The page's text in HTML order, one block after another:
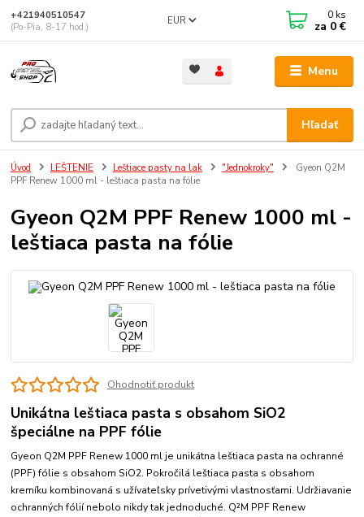
Menu
EUR
Hľadať
+421940510547
(Po-Pia, 8-17 hod.)
0 ks
za 0 €
Úvod LEŠTENIE Leštiace pasty na lak "Jednokroky"
Gyeon Q2M
PPF Renew 1000 ml - leštiaca pasta na fólie
Gyeon Q2M PPF Renew 1000 ml -
leštiaca pasta na fólie
Ohodnotiť produkt
Unikátna leštiaca pasta s obsahom SiO2
špeciálne na PPF fólie
Gyeon Q2M PPF Renew 1000 ml je unikátna leštiaca pasta na ochranné
(PPF) fólie s obsahom SiO2. Pokročilá leštiaca pasta s obsahom
kremíku kombinovaná s užívateľsky prívetivými vlastnosťami. Udržiavanie
ochranných fólií nebolo nikdy tak jednoduché. Q²M PPF Renew